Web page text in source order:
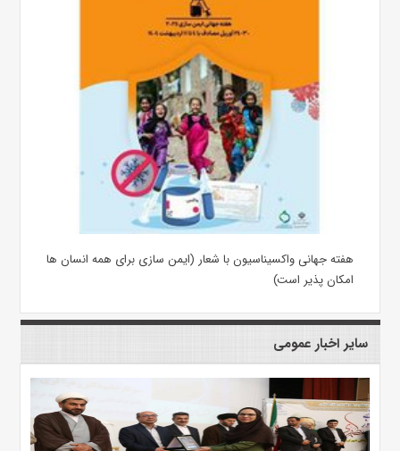
هفته جهانی واکسیناسیون با شعار (ایمن سازی برای همه انسان ها
امکان پذیر است)
سایر اخبار عمومی